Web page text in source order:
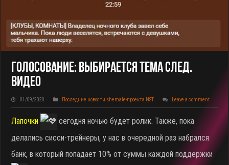
Голосование: Выбирается Тема След.
Видео
01/09/2020 Последние новости shemale-проекта NST Leave a comment
Лапочки
сегодня ночью будет ролик. Также, пока
делались сисси-трейнеры, у нас в очередной раз набрался
банк, в который попадает 10% от суммы каждой поддержки